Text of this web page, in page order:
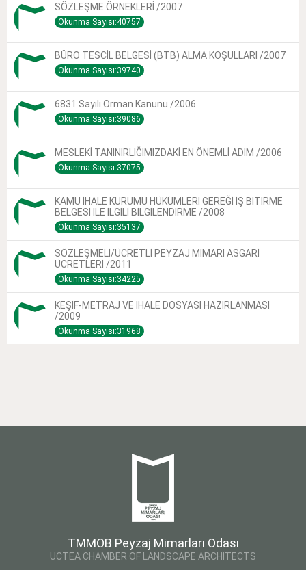
SÖZLEŞME ÖRNEKLERİ /2007
Okunma Sayısı:40757
BÜRO TESCİL BELGESİ (BTB) ALMA KOŞULLARI /2007
Okunma Sayısı:39740
6831 Sayılı Orman Kanunu /2006
Okunma Sayısı:39086
MESLEKİ TANINIRLIĞIMIZDAKİ EN ÖNEMLİ ADIM /2006
Okunma Sayısı:37075
KAMU İHALE KURUMU HÜKÜMLERİ GEREĞİ İŞ BİTİRME
BELGESİ İLE İLGİLİ BİLGİLENDİRME /2008
Okunma Sayısı:35137
SÖZLEŞMELİ/ÜCRETLİ PEYZAJ MİMARI ASGARİ
ÜCRETLERİ /2011
Okunma Sayısı:34225
KEŞİF-METRAJ VE İHALE DOSYASI HAZIRLANMASI
/2009
Okunma Sayısı:31968
TMMOB Peyzaj Mimarları Odası
UCTEA CHAMBER OF LANDSCAPE ARCHITECTS